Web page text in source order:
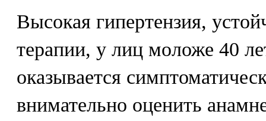
Высокая гипертензия,
терапии, у лиц моложе 40
оказывается
внимательно оценить